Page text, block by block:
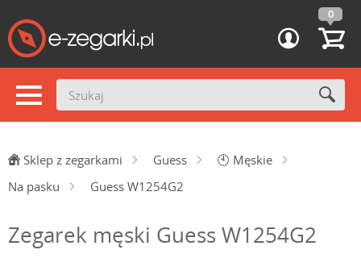
0
Sklep z zegarkami Guess 🕙 Męskie
Na pasku
Guess W1254G2
Zegarek męski Guess W1254G2